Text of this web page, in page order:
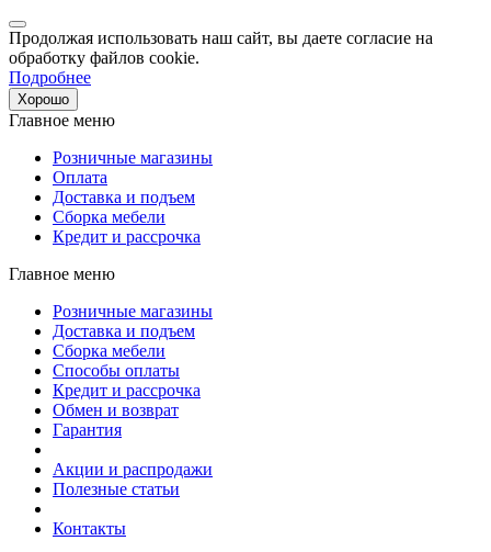
Продолжая использовать наш сайт, вы даете согласие на
обработку файлов cookie.
Подробнее
Хорошо
Главное меню
Розничные магазины
Оплата
Доставка и подъем
Сборка мебели
Кредит и рассрочка
Главное меню
Розничные магазины
Доставка и подъем
Сборка мебели
Способы оплаты
Кредит и рассрочка
Обмен и возврат
Гарантия
Акции и распродажи
Полезные статьи
Контакты